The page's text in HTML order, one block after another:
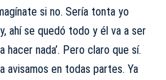
si no. Sería tonta yo
ahí se quedó todo y él va a ser
hacer nada’. Pero claro que sí.
avisamos en todas partes. Ya